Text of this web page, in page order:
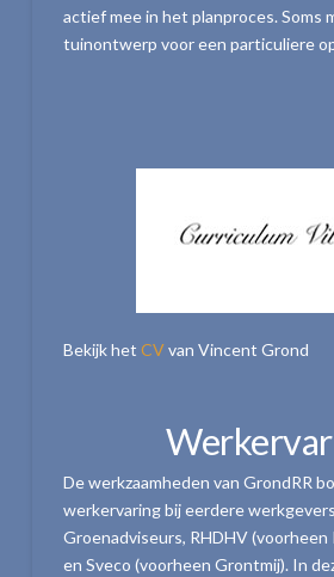
actief mee in het planproces. Soms
tuinontwerp voor een particuliere
Bekijk hetCVvan Vincent Grond
De werkzaamheden van GrondRR
werkervaring bij eerdere
Groenadviseurs, RHDHV (voorheen
en Sveco (voorheen Grontmij). In